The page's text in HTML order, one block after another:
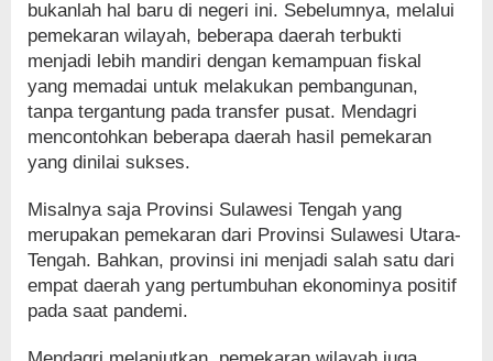
bukanlah hal baru di negeri ini. Sebelumnya, melalui
pemekaran wilayah, beberapa daerah terbukti
menjadi lebih mandiri dengan kemampuan fiskal
yang memadai untuk melakukan pembangunan,
tanpa tergantung pada transfer pusat. Mendagri
mencontohkan beberapa daerah hasil pemekaran
yang dinilai sukses.
Misalnya saja Provinsi Sulawesi Tengah yang
merupakan pemekaran dari Provinsi Sulawesi Utara-
Tengah. Bahkan, provinsi ini menjadi salah satu dari
empat daerah yang pertumbuhan ekonominya positif
pada saat pandemi.